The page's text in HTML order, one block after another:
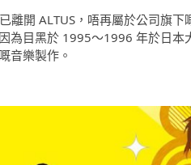
離開 ALTUS，唔再屬於公司旗
為目黑於 1995～1996 年於日
音樂製作。